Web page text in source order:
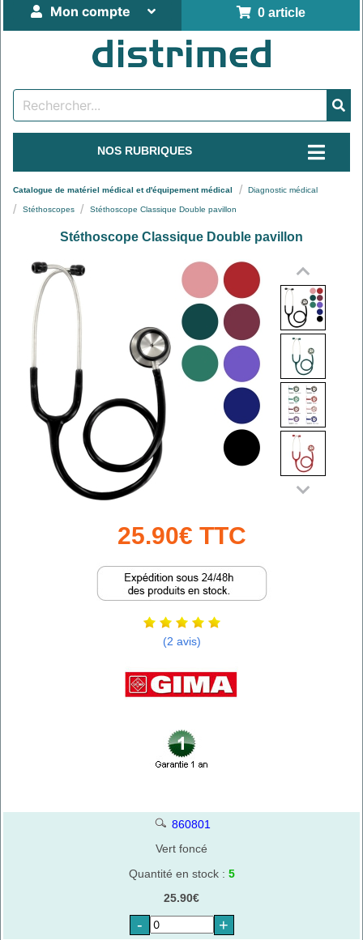
0 article
Mon compte
NOS RUBRIQUES
Catalogue de matériel médical et d'équipement médical Diagnostic médical
Stéthoscopes Stéthoscope Classique Double pavillon
Stéthoscope Classique Double pavillon
25.90€ TTC
(2 avis)
860801
Vert foncé
Quantité en stock : 5
25.90€
- +